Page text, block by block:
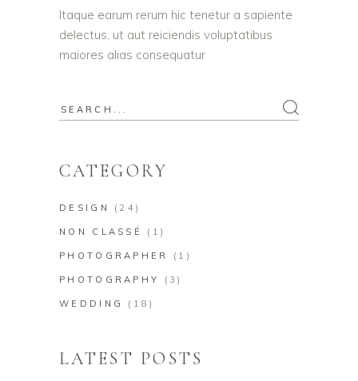
Itaque earum rerum hic tenetur a sapiente
delectus, ut aut reiciendis voluptatibus
maiores alias consequatur
Search
CATEGORY
DESIGN (24)
NON CLASSÉ (1)
PHOTOGRAPHER (1)
PHOTOGRAPHY (3)
WEDDING (18)
LATEST POSTS